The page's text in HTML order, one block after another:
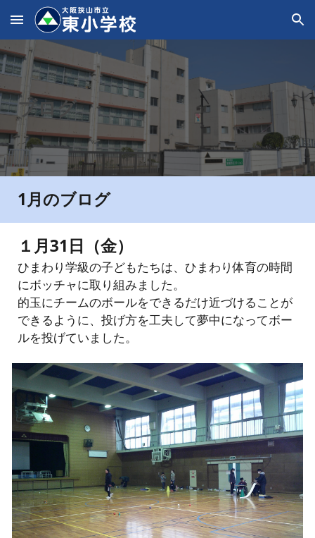
Skip to main content Skip to navigation
ブログ
1月のブログ
１月31日（金）
ひまわり学級の子どもたちは、ひまわり体育の時間
にボッチャに取り組みました。
的玉にチームのボールをできるだけ近づけることが
できるように、投げ方を工夫して夢中になってボー
ルを投げていました。